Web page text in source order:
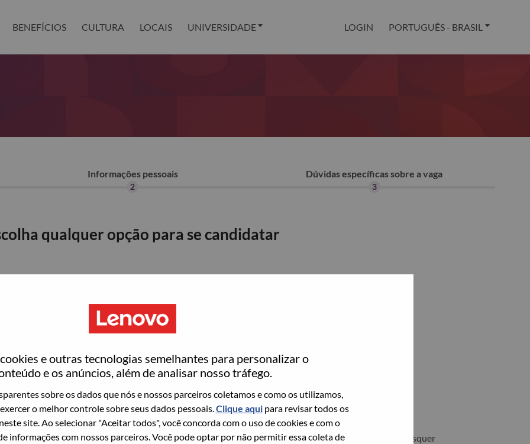
e outras tecnologias semelhantes para personalizar o
e os anúncios, além de analisar nosso tráfego.
sobre os dados que nós e nossos parceiros coletamos e como os utilizamos,
o melhor controle sobre seus dados pessoais.Clique aquipara revisar todos os
site. Ao selecionar "Aceitar todos", você concorda com o uso de cookies e com o
informações com nossos parceiros. Você pode optar por não permitir essa coleta de
BENEFÍCIOS CULTURA LOCAIS UNIVERSIDADE LOGIN PORTUGUÊS - BRASIL
Informações pessoais
2
Dúvidas específicas sobre a vaga
3
qualquer opção para se candidatar
LOGIN
aplicáveis e os princípios de privacidade de dados da Lenovo, solicitamos que você remova quaisquer